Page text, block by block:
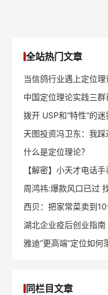
全站热门文章
当信鸽行业遇上定位理
中国定位理论实践三群
拨开 USP和“特性”的迷
天图投资冯卫东：我
什么是定位理论？
【解密】小天才电话
周鸿祎:爆款风口已过
西贝：把家常菜卖到
湖北企业疫后创业指南
雅迪“更高端”定位如何
同栏目文章